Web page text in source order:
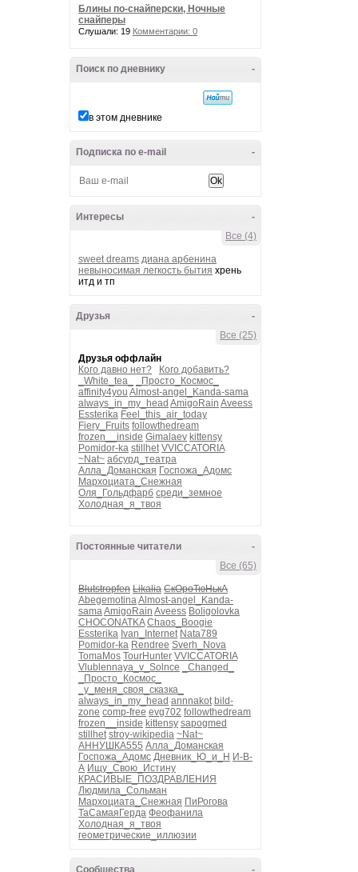
Блины по-снайперски, Ночные
снайперы
Слушали: 19 Комментарии: 0
-
Поиск по дневнику
в этом дневнике
-
Подписка по e-mail
-
Интересы
Все (4)
sweet dreams диана арбенина
невыносимая легкость бытия хрень
итд и тп
-
Друзья
Все (25)
Друзья оффлайн
Кого давно нет?
Кого добавить?
_White_tea_
_Просто_Космос_
affinity4you Almost-angel_Kanda-sama
always_in_my_head AmigoRain Aveess
Essterika Feel_this_air_today
Fiery_Fruits followthedream
frozen__inside Gimalaev kittensy
Pomidor-ka stillhet VVICCATORIA
~Nat~ абсурд_театра
Алла_Доманская Госпожа_Адомс
Мархоциата_Снежная
Оля_Гольдфарб среди_земное
Холодная_я_твоя
-
Постоянные читатели
Все (65)
Blutstropfen Likalia СкОроТюНькА
AbegemotinaAlmost-angel_Kanda-
samaAmigoRain Aveess Boligolovka
CHOCONATKA Chaos_Boogie
Essterika Ivan_Internet Nata789
Pomidor-ka Rendree Sverh_Nova
TomaMos TourHunter VVICCATORIA
Vlublennaya_v_Solnce
_Changed_
_Просто_Космос_
_у_меня_своя_сказка_
always_in_my_head annnakot bild-
zone comp-free evg702 followthedream
frozen__inside kittensy sapogmed
stillhet stroy-wikipedia ~Nat~
АННУШКА555 Алла_Доманская
Госпожа_Адомс Дневник_Ю_и_Н И-В-
А Ищу_Свою_Истину
КРАСИВЫЕ_ПОЗДРАВЛЕНИЯ
Людмила_Сольман
Мархоциата_Снежная ПиРогова
ТаСамаяГерда Феофанила
Холодная_я_твоя
геометрические_иллюзии
-
Сообщества